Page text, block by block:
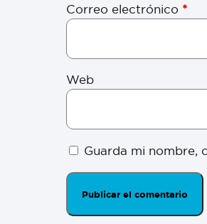
Correo electrónico *
Web
Guarda mi nombre,